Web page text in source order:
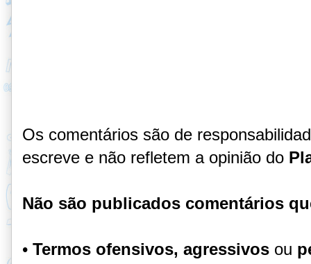
Os comentários são de
escreve e não refletem a opinião do
Não são publicados comentários
• Termos ofensivos, agressivos ou